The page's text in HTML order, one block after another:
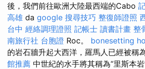
後，我們前往歐洲大陸最西端的Cabo
高雄 da google 搜尋技巧 整復師證照
台中 經絡調理證照 記帳士 讀書計畫 整
南旅行社 台胞證 Roc。 bonesetting
的岩石牆升起大西洋，羅馬人已經被稱
館推薦 中世紀的水手將其稱為“里斯本